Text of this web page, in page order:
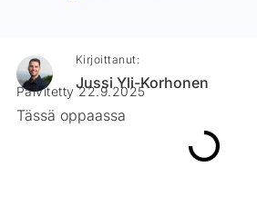
Kirjoittanut:
Jussi Yli-Korhonen
Päivitetty 22.9.2025
Tässä oppaassa